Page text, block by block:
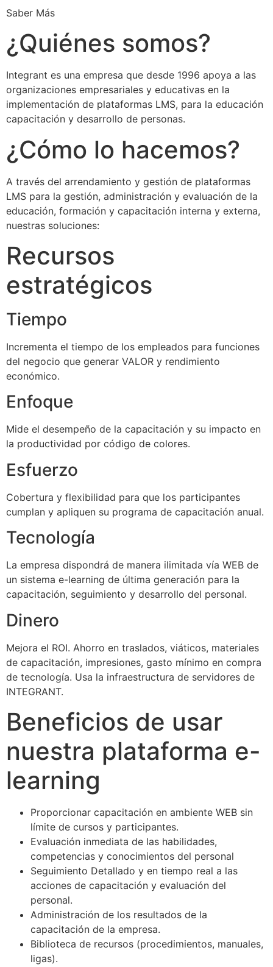
Saber Más
¿Quiénes somos?
Integrant es una empresa que desde 1996 apoya a las
organizaciones empresariales y educativas en la
implementación de plataformas LMS, para la educación
capacitación y desarrollo de personas.
¿Cómo lo hacemos?
A través del arrendamiento y gestión de plataformas
LMS para la gestión, administración y evaluación de la
educación, formación y capacitación interna y externa,
nuestras soluciones:
Recursos
estratégicos
Tiempo
Incrementa el tiempo de los empleados para funciones
del negocio que generar VALOR y rendimiento
económico.
Enfoque
Mide el desempeño de la capacitación y su impacto en
la productividad por código de colores.
Esfuerzo
Cobertura y flexibilidad para que los participantes
cumplan y apliquen su programa de capacitación anual.
Tecnología
La empresa dispondrá de manera ilimitada vía WEB de
un sistema e-learning de última generación para la
capacitación, seguimiento y desarrollo del personal.
Dinero
Mejora el ROI. Ahorro en traslados, viáticos, materiales
de capacitación, impresiones, gasto mínimo en compra
de tecnología. Usa la infraestructura de servidores de
INTEGRANT.
Beneficios de usar
nuestra plataforma e-
learning
Proporcionar capacitación en ambiente WEB sin
límite de cursos y participantes.
Evaluación inmediata de las habilidades,
competencias y conocimientos del personal
Seguimiento Detallado y en tiempo real a las
acciones de capacitación y evaluación del
personal.
Administración de los resultados de la
capacitación de la empresa.
Biblioteca de recursos (procedimientos, manuales,
ligas).